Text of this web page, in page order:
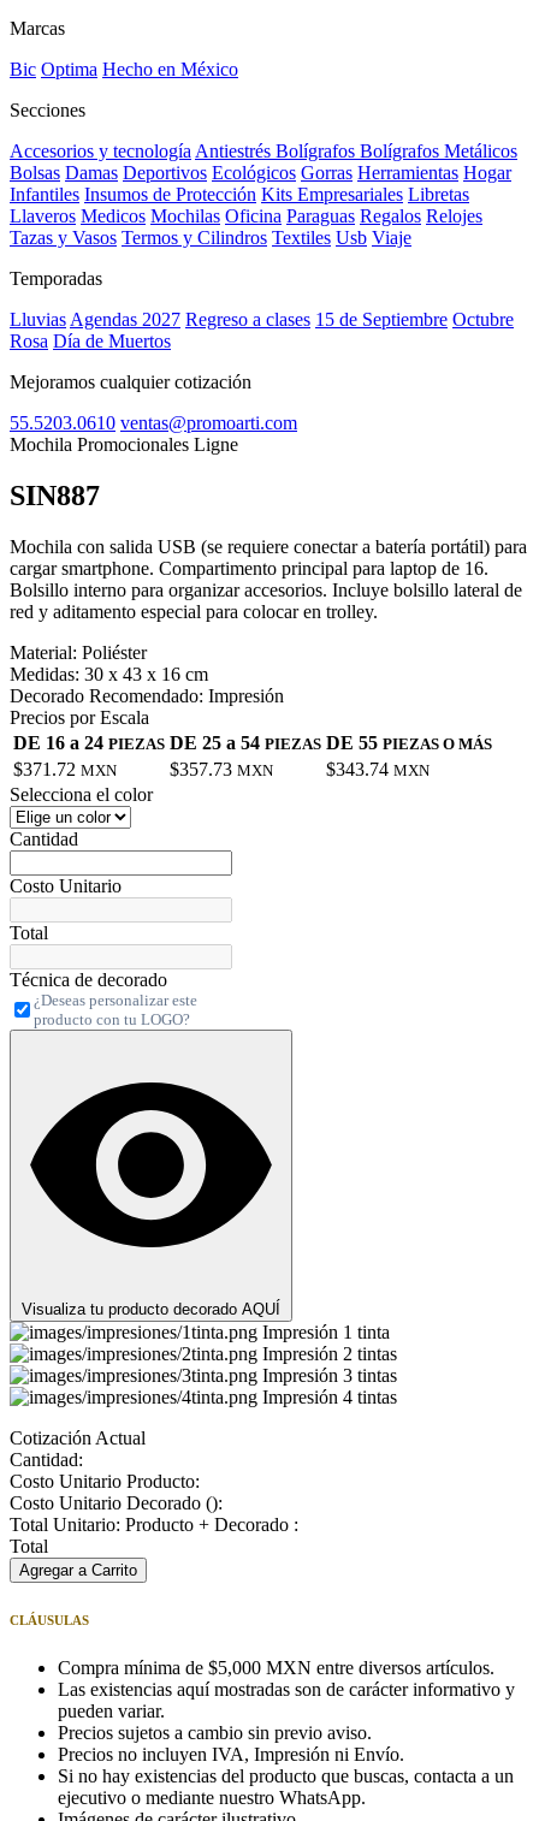
Marcas
Bic Optima Hecho en México
Secciones
Accesorios y tecnología Antiestrés Bolígrafos Bolígrafos Metálicos
Bolsas Damas Deportivos Ecológicos Gorras Herramientas Hogar
Infantiles Insumos de Protección Kits Empresariales Libretas
Llaveros Medicos Mochilas Oficina Paraguas Regalos Relojes
Tazas y Vasos Termos y Cilindros Textiles Usb Viaje
Temporadas
Lluvias Agendas 2027 Regreso a clases 15 de Septiembre Octubre
Rosa Día de Muertos
Mejoramos cualquier cotización
55.5203.0610 ventas@promoarti.com
Mochila Promocionales Ligne
SIN887
Mochila con salida USB (se requiere conectar a batería portátil) para
cargar smartphone. Compartimento principal para laptop de 16.
Bolsillo interno para organizar accesorios. Incluye bolsillo lateral de
red y aditamento especial para colocar en trolley.
Material: Poliéster
Medidas: 30 x 43 x 16 cm
Decorado Recomendado: Impresión
Precios por Escala
DE 16 a 24 PIEZAS DE 25 a 54 PIEZAS DE 55 PIEZAS O MÁS
$371.72 MXN $357.73 MXN $343.74 MXN
Selecciona el color
Cantidad
Costo Unitario
Total
Técnica de decorado
¿Deseas personalizar este
producto con tu LOGO?
Visualiza tu producto decorado AQUÍ
Impresión 1 tinta
Impresión 2 tintas
Impresión 3 tintas
Impresión 4 tintas
Cotización Actual
Cantidad:
Costo Unitario Producto:
Costo Unitario Decorado ():
Total Unitario: Producto + Decorado :
Total
Agregar a Carrito
CLÁUSULAS
Compra mínima de $5,000 MXN entre diversos artículos.
Las existencias aquí mostradas son de carácter informativo y
pueden variar.
Precios sujetos a cambio sin previo aviso.
Precios no incluyen IVA, Impresión ni Envío.
Si no hay existencias del producto que buscas, contacta a un
ejecutivo o mediante nuestro WhatsApp.